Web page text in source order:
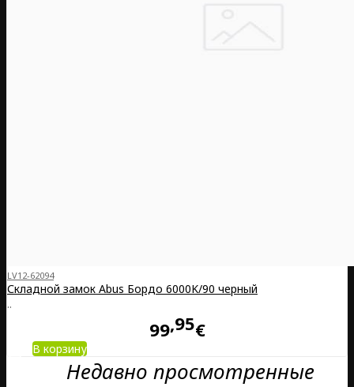
LV12-62094
Складной замок Abus Бордо 6000K/90 черный
..
99 95€
В корзину
Недавно просмотренные